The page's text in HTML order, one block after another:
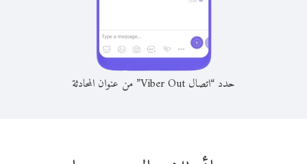
حدد “اتصال Viber Out” من عنوان المحادثة